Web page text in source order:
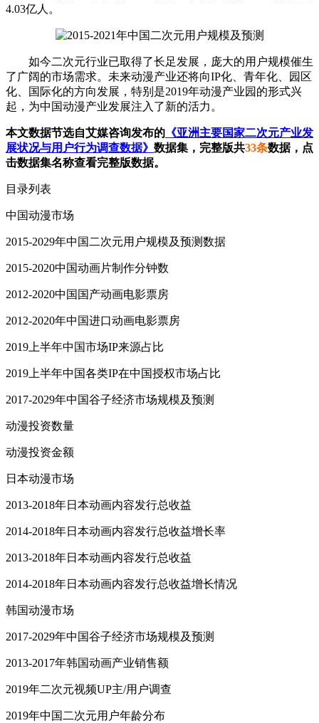
4.03亿人。
如今二次元行业已取得了长足发展，庞大的用户规模催生
了广阔的市场需求。未来动漫产业还将向IP化、青年化、园区
化、国际化的方向发展，特别是2019年动漫产业园的形式兴
起，为中国动漫产业发展注入了新的活力。
本文数据节选自艾媒咨询发布的 《亚洲主要国家二次元产业发
展状况与用户行为调查数据》 数据集，完整版共33条数据，点
击数据集名称查看完整版数据。
目录列表
中国动漫市场
2015-2029年中国二次元用户规模及预测数据
2015-2020中国动画片制作分钟数
2012-2020中国国产动画电影票房
2012-2020年中国进口动画电影票房
2019上半年中国市场IP来源占比
2019上半年中国各类IP在中国授权市场占比
2017-2029年中国谷子经济市场规模及预测
动漫投资数量
动漫投资金额
日本动漫市场
2013-2018年日本动画内容发行总收益
2014-2018年日本动画内容发行总收益增长率
2013-2018年日本动画内容发行总收益
2014-2018年日本动画内容发行总收益增长情况
韩国动漫市场
2017-2029年中国谷子经济市场规模及预测
2013-2017年韩国动画产业销售额
2019年二次元视频UP主/用户调查
2019年中国二次元用户年龄分布